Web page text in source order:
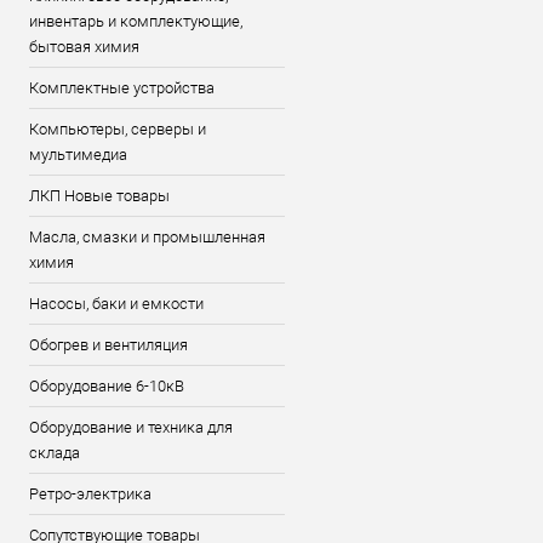
инвентарь и комплектующие,
бытовая химия
Комплектные устройства
Компьютеры, серверы и
мультимедиа
ЛКП Новые товары
Масла, смазки и промышленная
химия
Насосы, баки и емкости
Обогрев и вентиляция
Оборудование 6-10кВ
Оборудование и техника для
склада
Ретро-электрика
Сопутствующие товары